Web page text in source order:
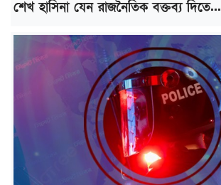
শেখ হাসিনা যেন রাজনৈতিক বক্তব্য দিতে...